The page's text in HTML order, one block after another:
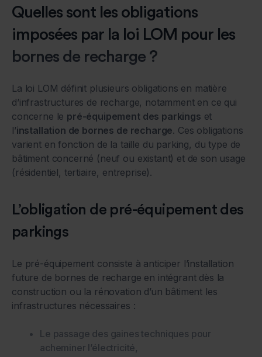
Quelles sont les obligations
imposées par la loi LOM pour les
bornes de recharge ?
La loi LOM définit plusieurs obligations en matière
d’infrastructures de recharge, notamment en ce qui
concerne le pré-équipement des parkings et
l’installation de bornes de recharge. Ces obligations
varient en fonction de la taille du parking, du type de
bâtiment concerné (neuf ou existant) et de son usage
(résidentiel, tertiaire, entreprise).
L’obligation de pré-équipement des
parkings
Le pré-équipement consiste à anticiper l’installation
future de bornes de recharge en intégrant dès la
construction ou la rénovation d’un bâtiment les
infrastructures nécessaires :
Le passage des gaines techniques pour
acheminer l’électricité,